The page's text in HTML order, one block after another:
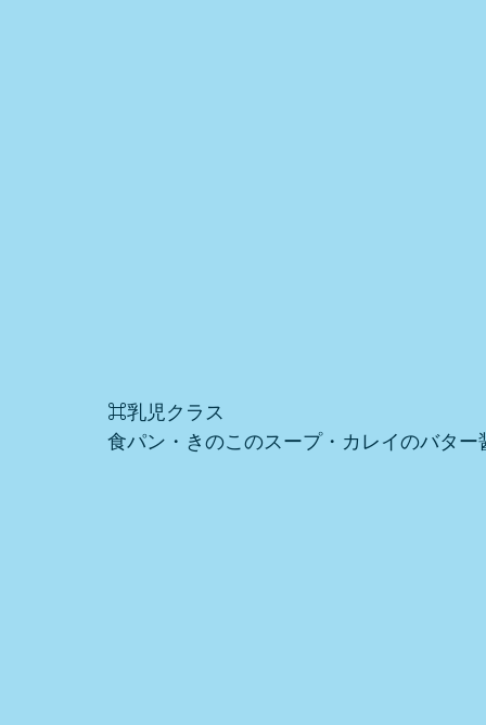
⌘乳児クラス
食パン・きのこのスープ・カレイのバタ